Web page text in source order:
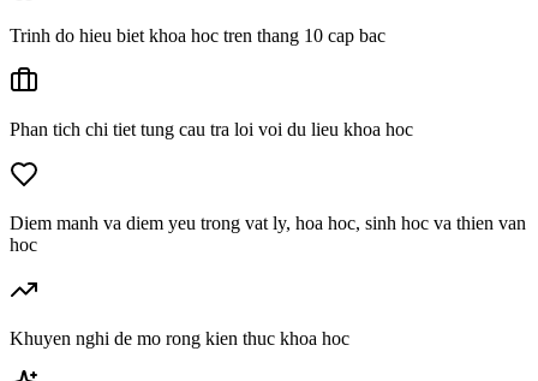
Trinh do hieu biet khoa hoc tren thang 10 cap bac
Phan tich chi tiet tung cau tra loi voi du lieu khoa hoc
Diem manh va diem yeu trong vat ly, hoa hoc, sinh hoc va thien van
hoc
Khuyen nghi de mo rong kien thuc khoa hoc